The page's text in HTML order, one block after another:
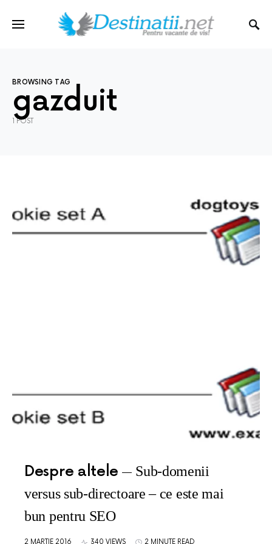
BROWSING TAG
gazduit
1 POST
Despre altele
Sub-domenii
versus sub-directoare – ce este mai
bun pentru SEO
2 MARTIE 2016 340 VIEWS 2 MINUTE READ